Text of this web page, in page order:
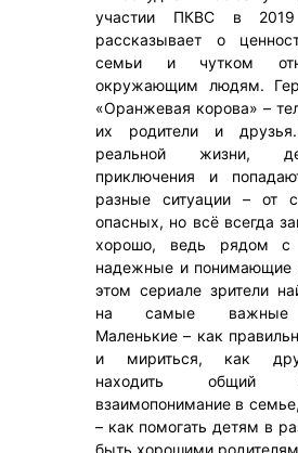
участии ПКВС в
рассказывает о
семьи и чутком
окружающим людям.
«Оранжевая корова» –
их родители и
реальной жизни,
приключения и
разные ситуации – от
опасных, но всё всегда
хорошо, ведь рядом с
надежные и понимающие
этом сериале зрители
на самые важные
Маленькие – как
и мириться, как
находить
взаимопонимание в
– как помогать детям в
быть хорошими